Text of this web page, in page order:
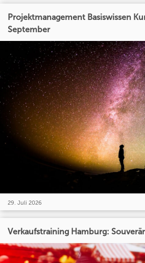
Projektmanagement Basiswissen
September
29. Juli 2026
Verkaufstraining Hamburg: